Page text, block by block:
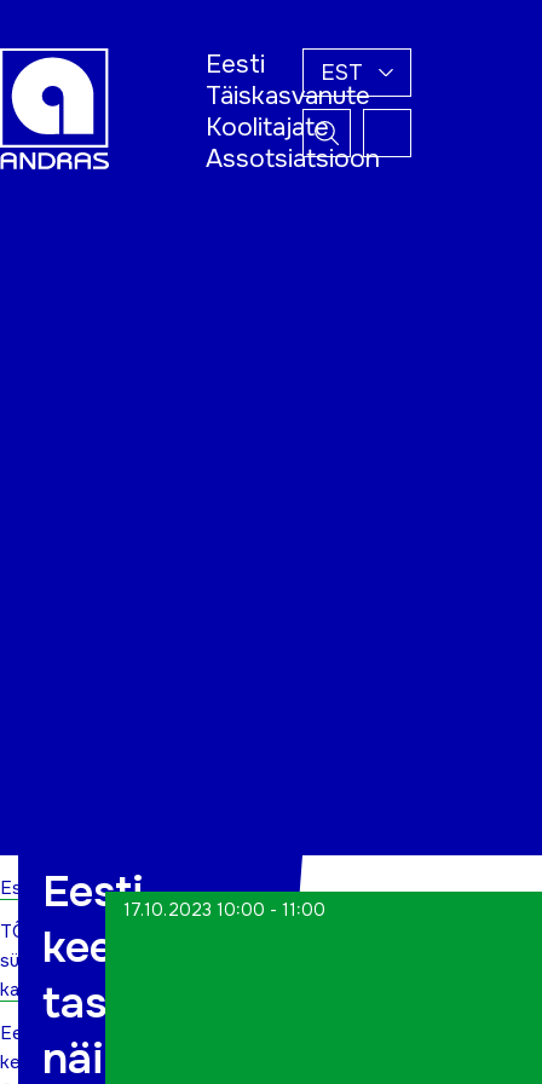
Eesti
Täiskasvanute
Koolitajate
Assotsiatsioon
EST
Esileht
TÕN
sündmuste
kalender
Eesti
keele
Eesti
keele C1-
taseme
näidistund
17.10.2023 10:00 - 11:00